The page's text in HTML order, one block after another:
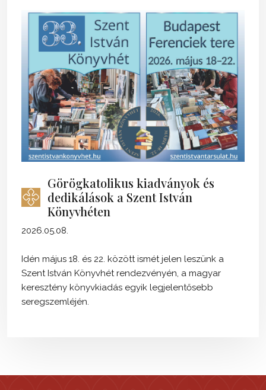
Görögkatolikus kiadványok és
dedikálások a Szent István
Könyvhéten
2026.05.08.
Idén május 18. és 22. között ismét jelen leszünk a
Szent István Könyvhét rendezvényén, a magyar
keresztény könyvkiadás egyik legjelentősebb
seregszemléjén.